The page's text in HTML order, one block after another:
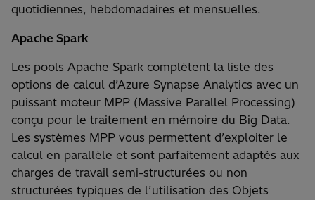
quotidiennes, hebdomadaires et mensuelles.
Apache Spark
Les pools Apache Spark complètent la liste des
options de calcul d’Azure Synapse Analytics avec un
puissant moteur MPP (Massive Parallel Processing)
conçu pour le traitement en mémoire du Big Data.
Les systèmes MPP vous permettent d’exploiter le
calcul en parallèle et sont parfaitement adaptés aux
charges de travail semi-structurées ou non
structurées typiques de l’utilisation des Objets